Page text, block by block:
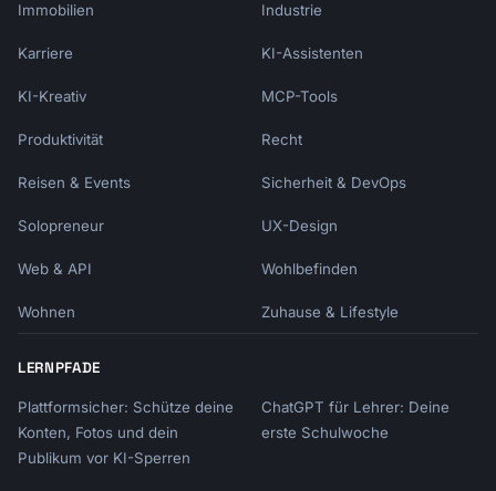
Immobilien Industrie
Karriere KI-Assistenten
KI-Kreativ MCP-Tools
Produktivität Recht
Reisen & Events Sicherheit & DevOps
Solopreneur UX-Design
Web & API Wohlbefinden
Wohnen Zuhause & Lifestyle
LERNPFADE
Plattformsicher: Schütze deine
Konten, Fotos und dein
Publikum vor KI-Sperren
ChatGPT für Lehrer: Deine
erste Schulwoche